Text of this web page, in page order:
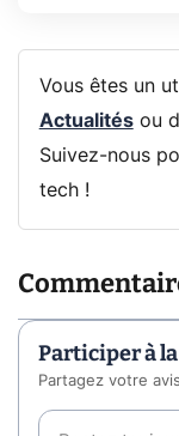
Vous êtes un
Actualitésou
Suivez-nous
tech !
Participer à
Partagez votre